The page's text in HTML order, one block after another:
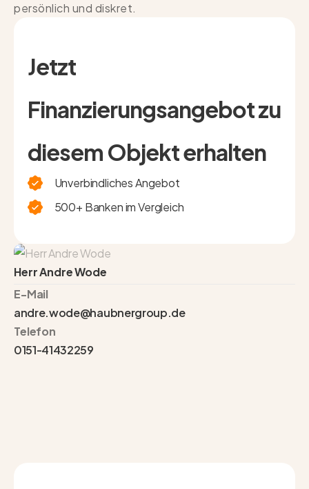
persönlich und diskret.
Jetzt
Finanzierungsangebot zu
diesem Objekt erhalten
Unverbindliches Angebot
500+ Banken im Vergleich
Herr Andre Wode
E-Mail
andre.wode@haubnergroup.de
Telefon
0151-41432259